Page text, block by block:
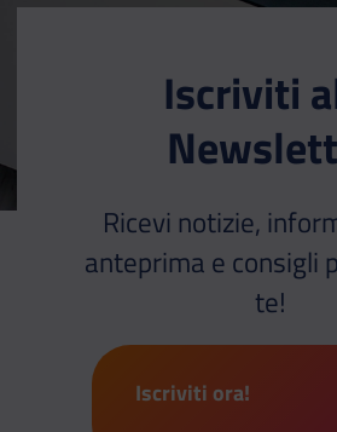
Iscriviti
Ricevi notizie,
anteprima e consigli
te!
Iscriviti ora!